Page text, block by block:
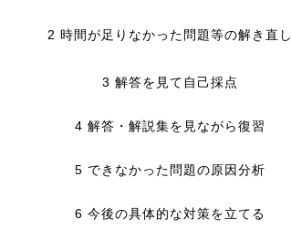
2 時間が足りなかった問題等の解き直し
3 解答を見て自己採点
4 解答・解説集を見ながら復習
5 できなかった問題の原因分析
6 今後の具体的な対策を立てる